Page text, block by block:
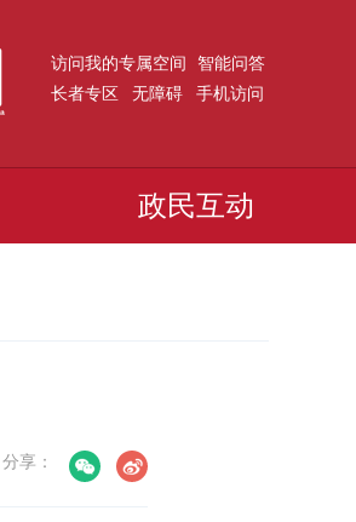
访问我的专属空间
智能问答
长者专区
无障碍 手机访问
政民互动
分享：